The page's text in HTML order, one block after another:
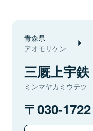
青森県
アオモリケン
三厩上宇鉄
ミンマヤカミウテツ
030-1722